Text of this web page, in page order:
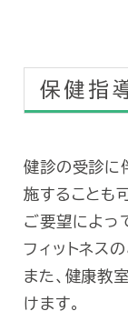
保健指
健診の受診に
施することも
ご要望によっ
フィットネス
また、健康教
けます。